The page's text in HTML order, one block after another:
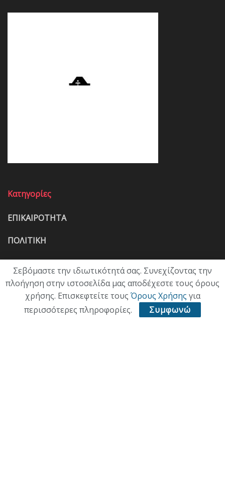
Κατηγορίες
ΕΠΙΚΑΙΡΟΤΗΤΑ
ΠΟΛΙΤΙΚΗ
ΟΙΚΟΝΟΜΙΑ
ΠΟΛΙΤΙΣΜΟΣ
ΥΓΕΙΑ
Σεβόμαστε την ιδιωτικότητά σας. Συνεχίζοντας την
πλοήγηση στην ιστοσελίδα μας αποδέχεστε τους όρους
χρήσης. Επισκεφτείτε τους Όρους Χρήσης για
περισσότερες πληροφορίες.
Συμφωνώ